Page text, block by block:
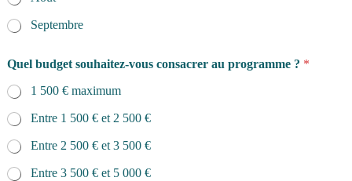
Septembre
Quel budget souhaitez-vous consacrer au programme ? *
1 500 € maximum
Entre 1 500 € et 2 500 €
Entre 2 500 € et 3 500 €
Entre 3 500 € et 5 000 €